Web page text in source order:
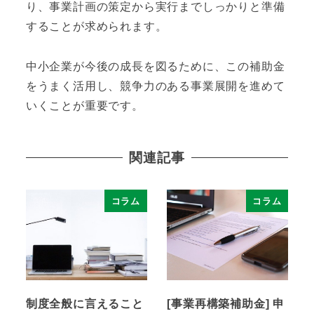
り、事業計画の策定から実行までしっかりと準備
することが求められます。
中小企業が今後の成長を図るために、この補助金
をうまく活用し、競争力のある事業展開を進めて
いくことが重要です。
関連記事
コラム
制度全般に言えること
コラム
[事業再構築補助金] 申